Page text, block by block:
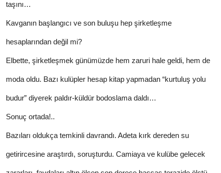
taşını…
Kavganın başlangıcı ve son buluşu hep şirketleşme
hesaplarından değil mi?
Elbette, şirketleşmek günümüzde hem zaruri hale geldi, hem de
moda oldu. Bazı kulüpler hesap kitap yapmadan “kurtuluş yolu
budur” diyerek paldır-küldür bodoslama daldı…
Sonuç ortada!..
Bazıları oldukça temkinli davrandı. Adeta kırk dereden su
getirircesine araştırdı, soruşturdu. Camiaya ve kulübe gelecek